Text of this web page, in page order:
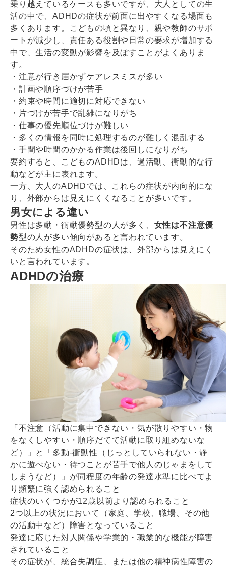
乗り越えているケースも多いですが、大人としての生
活の中で、ADHDの症状が前面に出やすくなる場面も
多くあります。こどもの頃と異なり、親や教師のサポ
ートが減少し、責任ある役割や日常の要求が増加する
中で、生活の変動が影響を及ぼすことがよくありま
す。
・注意が行き届かずケアレスミスが多い
・計画や順序づけが苦手
・約束や時間に適切に対応できない
・片づけが苦手で乱雑になりがち
・仕事の優先順位づけが難しい
・多くの情報を同時に処理するのが難しく混乱する
・手間や時間のかかる作業は後回しになりがち
要約すると、こどものADHDは、過活動、衝動的な行
動などが主に表れます。
一方、大人のADHDでは、これらの症状が内向的にな
り、外部からは見えにくくなることが多いです。
男女による違い
男性は多動・衝動優勢型の人が多く、 女性は不注意優
勢型の人が多い傾向があると言われています。
そのため女性のADHDの症状は、外部からは見えにく
いと言われています。
ADHDの治療
「不注意（活動に集中できない・気が散りやすい・物
をなくしやすい・順序だてて活動に取り組めないな
ど）」と「多動-衝動性（じっとしていられない・静
かに遊べない・待つことが苦手で他人のじゃまをして
しまうなど）」が同程度の年齢の発達水準に比べてよ
り頻繁に強く認められること
症状のいくつかが12歳以前より認められること
2つ以上の状況において（家庭、学校、職場、その他
の活動中など）障害となっていること
発達に応じた対人関係や学業的・職業的な機能が障害
されていること
その症状が、統合失調症、または他の精神病性障害の